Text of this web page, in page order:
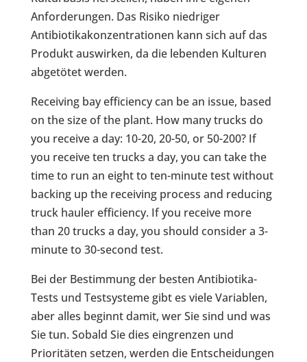
Anforderungen. Das Risiko niedriger
Antibiotikakonzentrationen kann sich auf das
Produkt auswirken, da die lebenden Kulturen
abgetötet werden.
Receiving bay efficiency can be an issue, based
on the size of the plant. How many trucks do
you receive a day: 10-20, 20-50, or 50-200? If
you receive ten trucks a day, you can take the
time to run an eight to ten-minute test without
backing up the receiving process and reducing
truck hauler efficiency. If you receive more
than 20 trucks a day, you should consider a 3-
minute to 30-second test.
Bei der Bestimmung der besten Antibiotika-
Tests und Testsysteme gibt es viele Variablen,
aber alles beginnt damit, wer Sie sind und was
Sie tun. Sobald Sie dies eingrenzen und
Prioritäten setzen, werden die Entscheidungen